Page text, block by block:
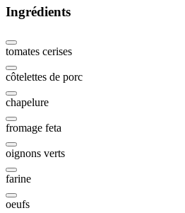
Ingrédients
tomates cerises
côtelettes de porc
chapelure
fromage feta
oignons verts
farine
oeufs